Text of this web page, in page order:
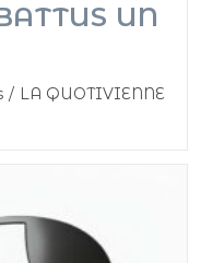
UN
/ LA QUOTIVIENNE